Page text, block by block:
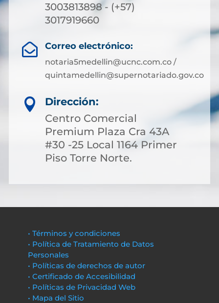
3003813898 - (+57)
3017919660
 Correo electrónico:
notaria5medellin@ucnc.com.co /
quintamedellin@supernotariado.gov.co

Dirección:
Centro Comercial
Premium Plaza Cra 43A
#30 -25 Local 1164 Primer
Piso Torre Norte.
• Términos y condiciones
• Política de Tratamiento de Datos
Personales
• Políticas de derechos de autor
• Certificado de Accesibilidad
• Políticas de Privacidad Web
• Mapa del Sitio